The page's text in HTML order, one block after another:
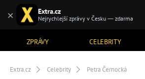
ZPRÁVY CELEBRITY
Extra.cz Celebrity Petra Černocká
× Extra.cz
Nejrychlejší zprávy v Česku — zdarma